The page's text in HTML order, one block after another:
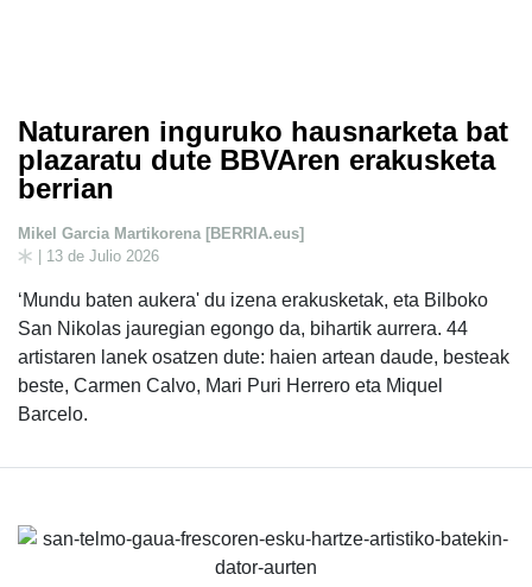
Naturaren inguruko hausnarketa bat
plazaratu dute BBVAren erakusketa
berrian
Mikel Garcia Martikorena [BERRIA.eus]
| 13 de Julio 2026
‘Mundu baten aukera' du izena erakusketak, eta Bilboko
San Nikolas jauregian egongo da, bihartik aurrera. 44
artistaren lanek osatzen dute: haien artean daude, besteak
beste, Carmen Calvo, Mari Puri Herrero eta Miquel
Barcelo.